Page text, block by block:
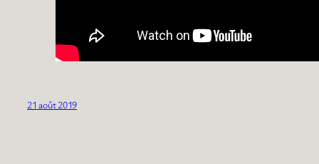
21 août 2019